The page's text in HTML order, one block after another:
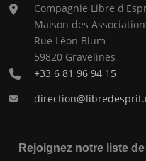
Compagnie Libre
Maison des
Rue Léon Blum
59820 Gravelines
+33 6 81 96 94 15
Rejoignez notre liste